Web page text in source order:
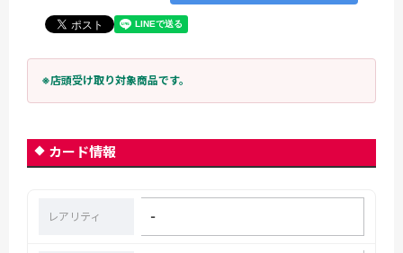
※店頭受け取り対象商品です。
カード情報
レアリティ -